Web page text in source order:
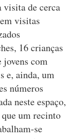
visita de cerca
visitas
16 crianças
com
e, ainda, um
números
neste espaço,
um recinto
se